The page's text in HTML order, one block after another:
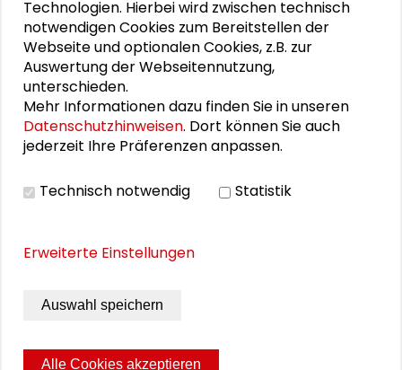
Programm
BILDERGALERIE
Technologien. Hierbei wird zwischen technisch
notwendigen Cookies zum Bereitstellen der
Webseite und optionalen Cookies, z.B. zur
Auswertung der Webseitennutzung,
unterschieden.
Mehr Informationen dazu finden Sie in unseren
Datenschutzhinweisen. Dort können Sie auch
jederzeit Ihre Präferenzen anpassen.
Technisch notwendig Statistik
Erweiterte Einstellungen
Auswahl speichern
Alle Cookies akzeptieren